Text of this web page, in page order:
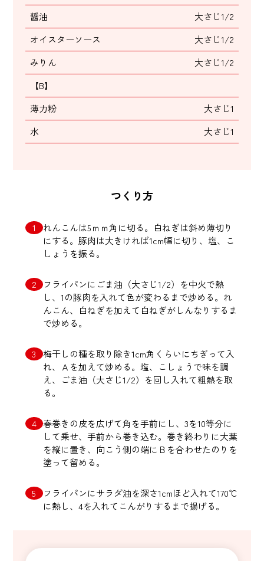
醤油
大さじ1/2
オイスターソース
大さじ1/2
みりん
大さじ1/2
【B】
薄力粉
大さじ1
水
大さじ1
つくり方
れんこんは5ｍｍ角に切る。白ねぎは斜め薄切り
にする。豚肉は大きければ1cm幅に切り、塩、こ
しょうを振る。
フライパンにごま油（大さじ1/2）を中火で熱
し、1の豚肉を入れて色が変わるまで炒める。れ
んこん、白ねぎを加えて白ねぎがしんなりするま
で炒める。
梅干しの種を取り除き1cm角くらいにちぎって入
れ、Ａを加えて炒める。塩、こしょうで味を調
え、ごま油（大さじ1/2）を回し入れて粗熱を取
る。
春巻きの皮を広げて角を手前にし、3を10等分に
して乗せ、手前から巻き込む。巻き終わりに大葉
を縦に置き、向こう側の端にＢを合わせたのりを
塗って留める。
フライパンにサラダ油を深さ1cmほど入れて170℃
に熱し、4を入れてこんがりするまで揚げる。